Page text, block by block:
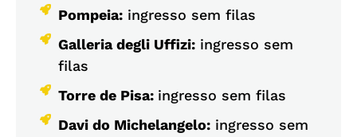
Pompeia:ingresso sem filas
Galleria degli Uffizi:ingresso sem
filas
Torre de Pisa: ingresso sem filas
Davi do Michelangelo:ingresso sem